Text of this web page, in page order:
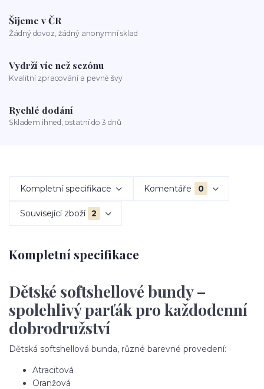
Šijeme v ČR
Žádný dovoz, žádný anonymní sklad
Vydrží víc než sezónu
Kvalitní zpracování a pevné švy
Rychlé dodání
Skladem ihned, ostatní do 3 dnů
Kompletní specifikace Komentáře 0
Související zboží 2
Kompletní specifikace
Dětské softshellové bundy –
spolehlivý parťák pro každodenní
dobrodružství
Dětská softshellová bunda, různé barevné provedení:
Atracitová
Oranžová